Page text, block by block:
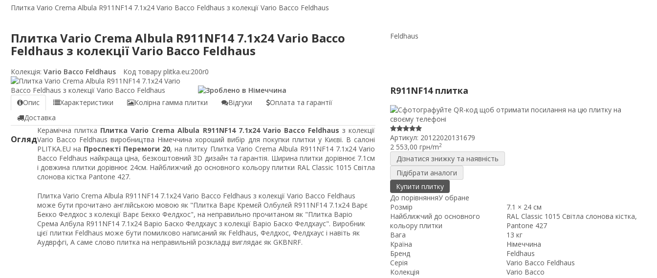
Плитка Vario Crema Albula R911NF14 7.1x24 Vario Bacco Feldhaus з колекції Vario Bacco Feldhaus
Плитка Vario Crema Albula R911NF14 7.1x24 Vario Bacco
Feldhaus з колекції Vario Bacco Feldhaus
Feldhaus
Колекція: Vario Bacco Feldhaus Код товару plitka.eu:200r0
Опис Характеристики Колірна гамма плитки Відгуки
Оплата та гарантії
Доставка
Огляд
Керамічна плитка Плитка Vario Crema Albula R911NF14 7.1x24 Vario Bacco Feldhaus з колекції
Vario Bacco Feldhaus виробництва Німеччина хороший вибір для покупки плитки у Києві. В салоні
PLITKA.EU на Проспекті Перемоги 20, на плитку Плитка Vario Crema Albula R911NF14 7.1x24 Vario
Bacco Feldhaus найкраща ціна, безкоштовний 3D дизайн та гарантія. Ширина плитки дорівнює 7.1см
і довжина плитки дорівнює 24см. Найближчий до основного кольору плитки RAL Classic 1015 Світла
слонова кістка Pantone 427.
Плитка Vario Crema Albula R911NF14 7.1x24 Vario Bacco Feldhaus з колекції Vario Bacco Feldhaus
може бути прочитано англійською мовою як "Плитка Варє Кремєй Олбулєй R911NF14 7.1x24 Варє
Бекко Фелдхос з колекції Варє Бекко Фелдхос", на неправильно прочитаном як "Плитка Варіо
Срема Албула R911NF14 7.1x24 Варіо Баско Фелдхаус з колекції Варіо Баско Фелдхаус". Виробник
цієї плитки Feldhaus може бути помилково написаний як Feldhaus, Фелдхос, Фелдхаус і навіть як
Аудврфгі, А саме слово плитка на неправильній розкладці виглядає як GKBNRF.
R911NF14 плитка
Артикул: 20122020131679
2 553,00 грн/m2
Дізнатися знижку та наявність
Підібрати аналоги
Купити плитку
До порівнянняУ обране
Розмір
7.1 × 24 см
Найближчий до основного
кольору плитки
RAL Classic 1015 Світла слонова кістка,
Pantone 427
Вага
13 кг
Країна
Німеччина
Бренд
Feldhaus
Серія
Vario Bacco Feldhaus
Колекція
Vario Bacco